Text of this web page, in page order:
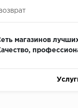
магазинов